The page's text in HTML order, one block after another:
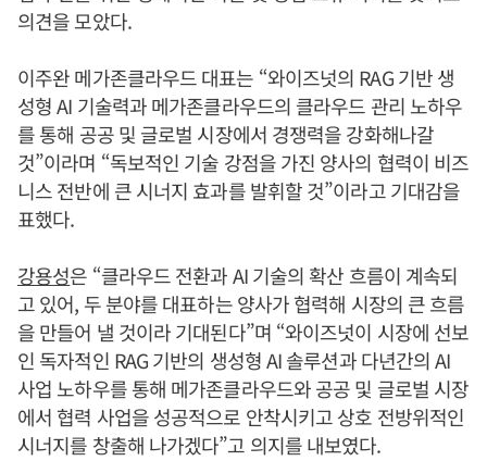
의견을 모았다.
이주완 메가존클라우드 대표는 “와이즈넛의 RAG 기반 생
성형 AI 기술력과 메가존클라우드의 클라우드 관리 노하우
를 통해 공공 및 글로벌 시장에서 경쟁력을 강화해나갈
것”이라며 “독보적인 기술 강점을 가진 양사의 협력이 비즈
니스 전반에 큰 시너지 효과를 발휘할 것”이라고 기대감을
표했다.
강용성은 “클라우드 전환과 AI 기술의 확산 흐름이 계속되
고 있어, 두 분야를 대표하는 양사가 협력해 시장의 큰 흐름
을 만들어 낼 것이라 기대된다”며 “와이즈넛이 시장에 선보
인 독자적인 RAG 기반의 생성형 AI 솔루션과 다년간의 AI
사업 노하우를 통해 메가존클라우드와 공공 및 글로벌 시장
에서 협력 사업을 성공적으로 안착시키고 상호 전방위적인
시너지를 창출해 나가겠다”고 의지를 내보였다.